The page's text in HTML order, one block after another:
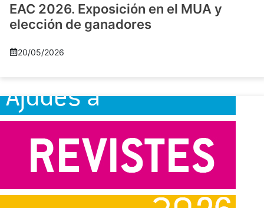
EAC 2026. Exposición en el MUA y
elección de ganadores
20/05/2026